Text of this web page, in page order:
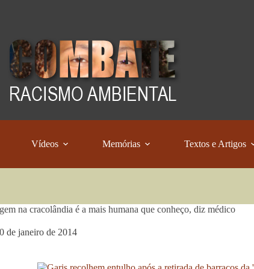
Vídeos Memórias Textos e Artigos
na cracolândia é a mais humana que conheço, diz médico
de janeiro de 2014